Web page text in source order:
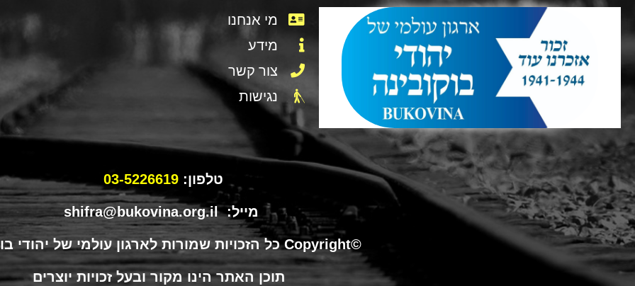
מי אנחנו
מידע
צור קשר
נגישות
טלפון:03-5226619
מייל: shifra@bukovina.org.il
©Copyright כל הזכויות שמורות לארגון עולמי של יהודי בוקובינה
תוכן האתר הינו מקור ובעל זכויות יוצרים